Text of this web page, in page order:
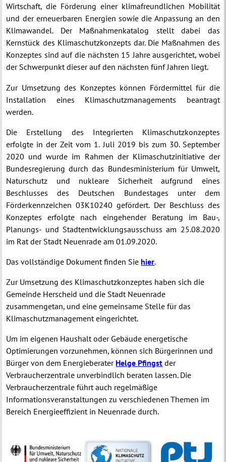
Wirtschaft, die Förderung einer klimafreundlichen Mobilität
und der erneuerbaren Energien sowie die Anpassung an den
Klimawandel. Der Maßnahmenkatalog stellt dabei das
Kernstück des Klimaschutzkonzepts dar. Die Maßnahmen des
Konzeptes sind auf die nächsten 15 Jahre ausgerichtet, wobei
der Schwerpunkt dieser auf den nächsten fünf Jahren liegt.
Zur Umsetzung des Konzeptes können Fördermittel für die
Installation eines Klimaschutzmanagements beantragt
werden.
Die Erstellung des Integrierten Klimaschutzkonzeptes
erfolgte in der Zeit vom 1. Juli 2019 bis zum 30. September
2020 und wurde im Rahmen der Klimaschutzinitiative der
Bundesregierung durch das Bundesministerium für Umwelt,
Naturschutz und nukleare Sicherheit aufgrund eines
Beschlusses des Deutschen Bundestages unter dem
Förderkennzeichen 03K10240 gefördert. Der Beschluss des
Konzeptes erfolgte nach eingehender Beratung im Bau-,
Planungs- und Stadtentwicklungsausschuss am 25.08.2020
im Rat der Stadt Neuenrade am 01.09.2020.
Das vollständige Dokument finden Siehier.
Zur Umsetzung des Klimaschutzkonzeptes haben sich die
Gemeinde Herscheid und die Stadt Neuenrade
zusammengetan, und eine gemeinsame Stelle für das
Klimaschutzmanagement eingerichtet.
Um im eigenen Haushalt oder Gebäude energetische
Optimierungen vorzunehmen, können sich Bürgerinnen und
Bürger von dem Energieberater Helge Pfingst der
Verbraucherzentrale unverbindlich beraten lassen. Die
Verbraucherzentrale führt auch regelmäßige
Informationsveranstaltungen zu verschiedenen Themen im
Bereich Energieeffizient in Neuenrade durch.